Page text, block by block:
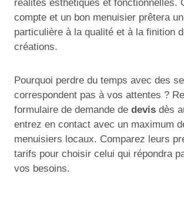
réalités esthétiques et fonctionnelles.
compte et un bon menuisier prêtera
particulière à la qualité et à la finition
créations.
Pourquoi perdre du temps avec des
correspondent pas à vos attentes ?
formulaire de demande de devis dès
entrez en contact avec un maximum
menuisiers locaux. Comparez leurs
tarifs pour choisir celui qui répondra
vos besoins.